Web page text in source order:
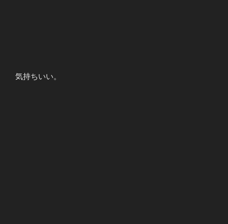
気持ちいい。